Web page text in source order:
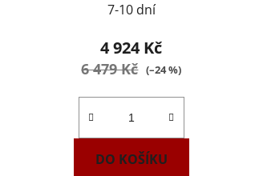
7-10 dní
4 924 Kč
6 479 Kč (–24 %)
DO KOŠÍKU